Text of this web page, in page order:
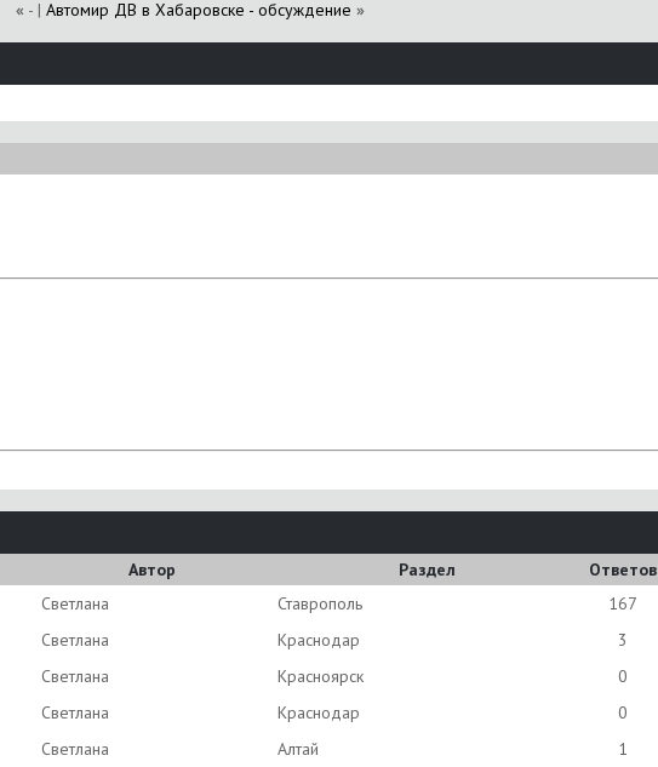
« - | Автомир ДВ в Хабаровске - обсуждение »
Автор Раздел Ответов
Светлана Ставрополь 167
Светлана Краснодар 3
Светлана Красноярск 0
Светлана Краснодар 0
Светлана Алтай 1